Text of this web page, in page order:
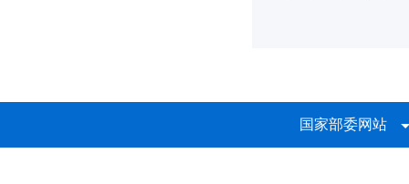
国家部委网站